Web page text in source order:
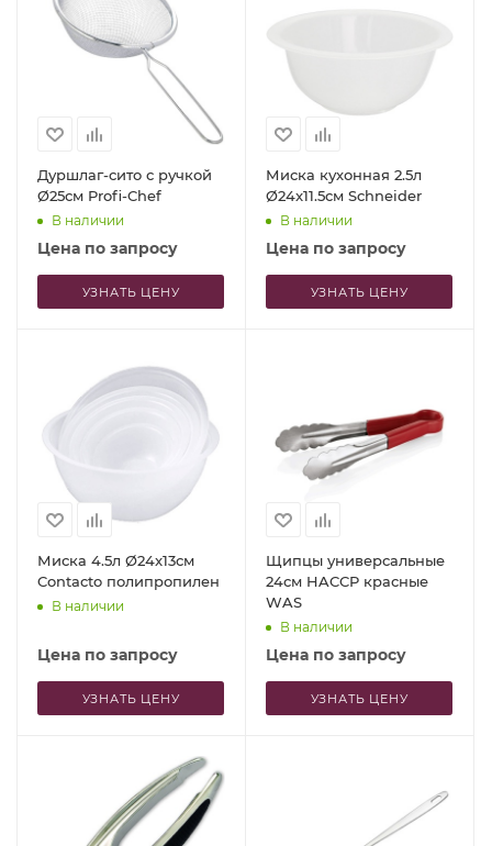
Дуршлаг-сито с ручкой
Ø25см Profi-Chef
В наличии
Цена по запросу
УЗНАТЬ ЦЕНУ
Миска кухонная 2.5л
Ø24x11.5см Schneider
В наличии
Цена по запросу
УЗНАТЬ ЦЕНУ
Миска 4.5л Ø24x13см
Contacto полипропилен
В наличии
Цена по запросу
УЗНАТЬ ЦЕНУ
Щипцы универсальные
24см HACCP красные
WAS
В наличии
Цена по запросу
УЗНАТЬ ЦЕНУ